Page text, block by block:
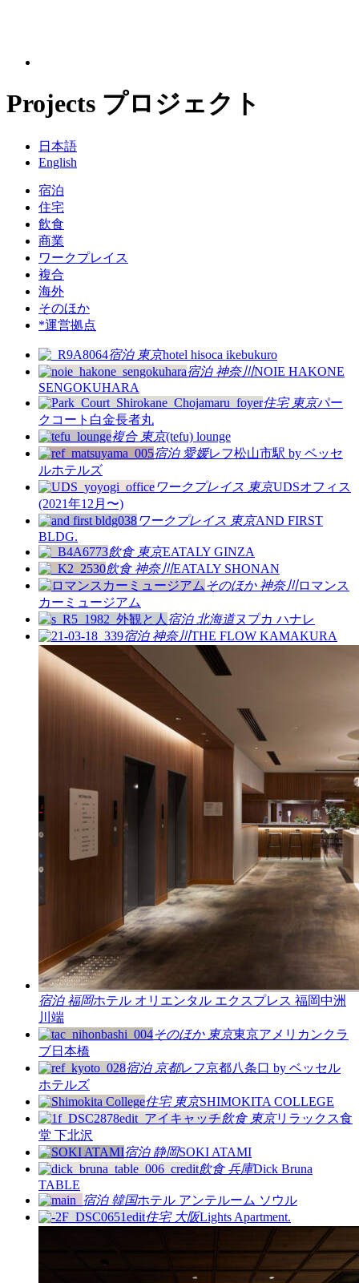
Projects プロジェクト
日本語
English
宿泊
住宅
飲食
商業
ワークプレイス
複合
海外
そのほか
*運営拠点
宿泊 東京hotel hisoca ikebukuro
宿泊 神奈川NOIE HAKONE
SENGOKUHARA
住宅東京パー
クコート白金長者丸
複合 東京(tefu) lounge
宿泊 愛媛レフ松山市駅 by ベッセ
ルホテルズ
ワークプレイス 東京UDSオフィス
(2021年12月〜)
ワークプレイス 東京AND FIRST
BLDG.
飲食 東京EATALY GINZA
飲食 神奈川EATALY SHONAN
そのほか 神奈川ロマンス
カーミュージアム
宿泊北海道ヌプカ ハナレ
宿泊 神奈川THE FLOW KAMAKURA
宿泊 福岡ホテル オリエンタル エクスプレス 福岡中洲
川端
そのほか 東京東京アメリカンクラ
ブ日本橋
宿泊 京都レフ京都八条口 by ベッセル
ホテルズ
住宅東京SHIMOKITA COLLEGE
飲食 東京リラックス食
堂 下北沢
宿泊 静岡SOKI ATAMI
飲食 兵庫Dick Bruna
TABLE
宿泊 韓国ホテル アンテルーム ソウル
住宅 大阪Lights Apartment.